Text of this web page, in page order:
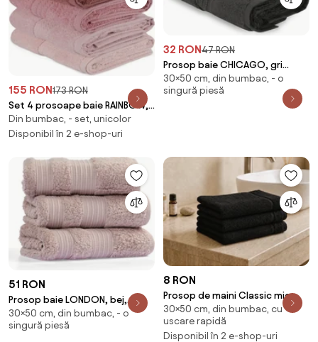
155 RON173 RON
Set 4 prosoape baie RAINBOW,
roz, bumbac, 50x90 cm
Din bumbac, - set, unicolor
Disponibil în 2 e-shop-uri
32 RON47 RON
Prosop baie CHICAGO, gri
antracit, bumbac, 30x50 cm
30×50 cm, din bumbac, - o
singură piesă
51 RON
Prosop baie LONDON, bej,
bumbac, 30x50 cm
30×50 cm, din bumbac, - o
singură piesă
8 RON
Prosop de maini Classic mic
30x50 cm negru, 100% bumbac
30×50 cm, din bumbac, cu
uscare rapidă
Disponibil în 2 e-shop-uri